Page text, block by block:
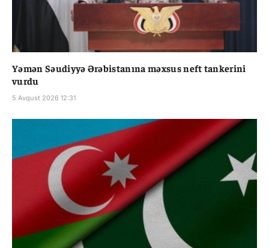
Yəmən Səudiyyə Ərəbistanına məxsus neft tankerini
vurdu
5 Avqust 2026 12:31